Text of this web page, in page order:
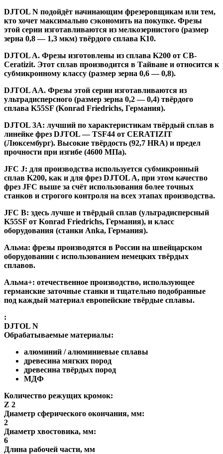
DJTOL N подойдёт начинающим фрезеровщикам или тем,
кто хочет максимально сэкономить на покупке. Фрезы
этой серии изготавливаются из мелкозернистого (размер
зерна 0,8 — 1,3 мкм) твёрдого сплава K10.
DJTOL A. Фрезы изготовлены из сплава K200 от CB-
Ceratizit. Этот сплав производится в Тайване и относится к
субмикронному классу (размер зерна 0,6 — 0,8).
DJTOL AA. Фрезы этой серии изготавливаются из
ультрадисперсного (размер зерна 0,2 — 0,4) твёрдого
сплава K55SF (Konrad Friedrichs, Германия).
DJTOL 3A: лучший по характеристикам твёрдый сплав в
линейке фрез DJTOL — TSF44 от CERATIZIT
(Люксембург). Высокие твёрдость (92,7 HRA) и предел
прочности при изгибе (4600 МПа).
JFC J: для производства используется субмикронный
сплав K200, как и для фрез DJTOL A, при этом качество
фрез JFC выше за счёт использования более точных
станков и строгого контроля на всех этапах производства.
JFC B: здесь лучше и твёрдый сплав (ультрадисперсный
K55SF от Konrad Friedrichs, Германия), и класс
оборудования (станки Anka, Германия).
Альма: фрезы производятся в России на швейцарском
оборудовании с использованием немецких твёрдых
сплавов.
Альма+: отечественное производство, использующее
германские заточные станки и тщательно подобранные
под каждый материал европейские твёрдые сплавы.
:
DJTOL N
Обрабатываемые материалы:
алюминий / алюминиевые сплавы
древесина мягких пород
древесина твёрдых пород
МДФ
Количество режущих кромок:
Z 2
Диаметр сферического окончания, мм:
2
Диаметр хвостовика, мм:
6
Длина рабочей части, мм